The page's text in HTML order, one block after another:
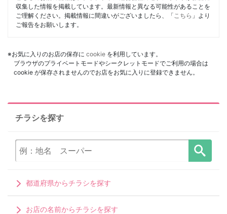
収集した情報を掲載しています。最新情報と異なる可能性があることを
ご理解ください。掲載情報に間違いがございましたら、「 こちら 」より
ご報告をお願いします。
※お気に入りのお店の保存に cookie を利用しています。
ブラウザのプライベートモードやシークレットモードでご利用の場合は
cookie が保存されませんのでお店をお気に入りに登録できません。
チラシを探す
都道府県からチラシを探す
お店の名前からチラシを探す